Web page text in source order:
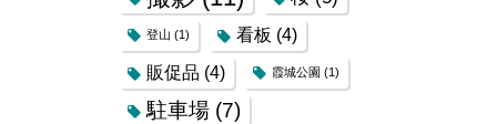
登山 (1) 看板 (4)
販促品 (4) 霞城公園 (1)
駐車場 (7)